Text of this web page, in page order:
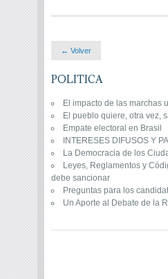
← Volver
POLITICA
El impacto de las marchas
El pueblo quiere, otra vez,
Empate electoral en Brasil
INTERESES DIFUSOS Y
La Democracia de los
Leyes, Reglamentos y
debe sancionar
Preguntas para los
Un Aporte al Debate de la